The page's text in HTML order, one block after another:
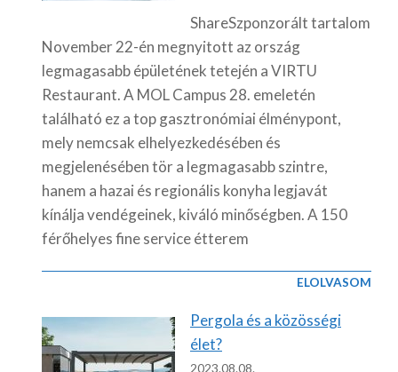
ShareSzponzorált tartalom
November 22-én megnyitott az ország
legmagasabb épületének tetején a VIRTU
Restaurant. A MOL Campus 28. emeletén
található ez a top gasztronómiai élménypont,
mely nemcsak elhelyezkedésében és
megjelenésében tör a legmagasabb szintre,
hanem a hazai és regionális konyha legjavát
kínálja vendégeinek, kiváló minőségben. A 150
férőhelyes fine service étterem
ELOLVASOM
Pergola és a közösségi
élet?
2023.08.08.